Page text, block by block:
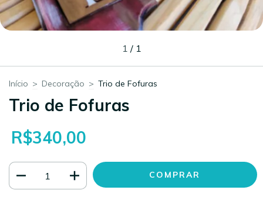
1 / 1
Início > Decoração > Trio de Fofuras
Trio de Fofuras
R$340,00